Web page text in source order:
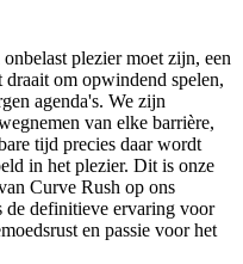
plezier moet zijn, een
om opwindend spelen,
agenda's. We zijn
van elke barrière,
tijd precies daar wordt
in het plezier. Dit is onze
Curve Rush op ons
de definitieve ervaring voor
en passie voor het